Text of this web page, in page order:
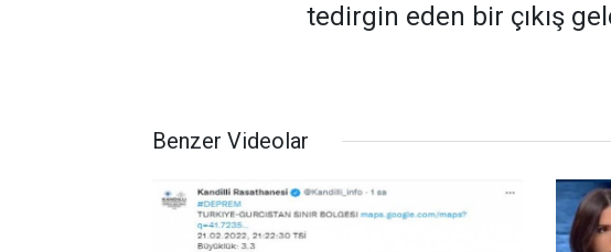
tedirgin eden bir çıkış
Benzer Videolar